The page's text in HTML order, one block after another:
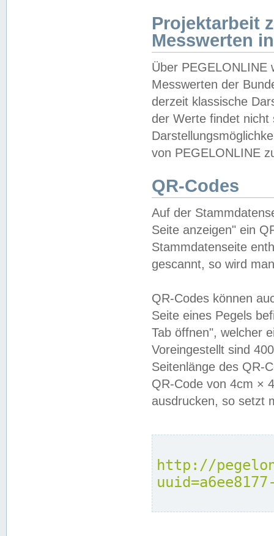
Projektarbeit
Messwerten
Über PEGELONLINE
Messwerten der
derzeit klassische
der Werte findet
von PEGELONLINE
QR-Codes
Auf der
Seite anzeigen" ein
Stammdatenseite
gescannt, so wird
QR-Codes können
Seite eines Pegels
Tab öffnen", welcher
Voreingestellt sind
Seitenlänge des QR-
QR-Code von 4cm ×
ausdrucken, so setzt
http://